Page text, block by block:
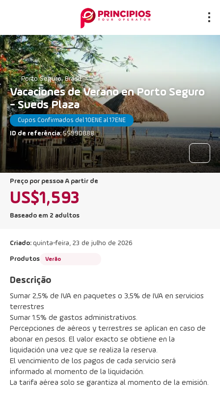
Porto Seguro, Brasil
Vacaciones de Verano en Porto Seguro
- Sueds Plaza
Cupos Confirmados del 10ENE al 17ENE
ID de referência:55990888
preço por pessoa A partir de
US$1,593
Baseado em 2 adultos
Criado: quinta-feira, 23 de julho de 2026
Produtos Verão
Descrição
Sumar 2,5% de IVA en paquetes o 3,5% de IVA en servicios
terrestres
Sumar 1.5% de gastos administrativos.
Percepciones de aéreos y terrestres se aplican en caso de
abonar en pesos. El valor exacto se obtiene en la
liquidación una vez que se realiza la reserva.
El vencimiento de los pagos de cada servicio será
informado al momento de la liquidación.
La tarifa aérea solo se garantiza al momento de la emisión.